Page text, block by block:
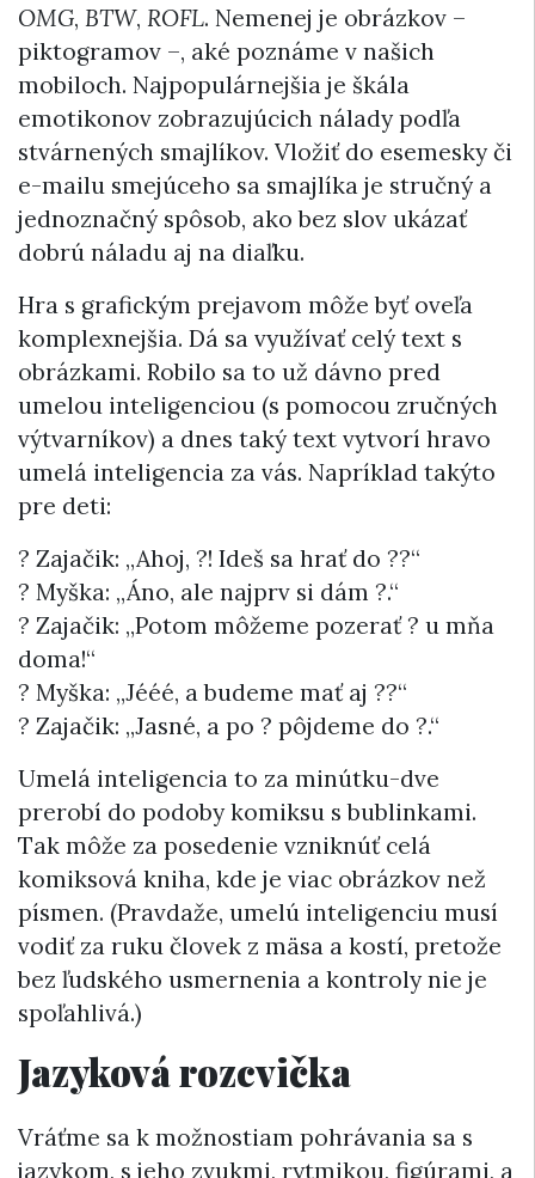
OMG, BTW, ROFL. Nemenej je obrázkov –
piktogramov –, aké poznáme v našich
mobiloch. Najpopulárnejšia je škála
emotikonov zobrazujúcich nálady podľa
stvárnených smajlíkov. Vložiť do esemesky či
e-mailu smejúceho sa smajlíka je stručný a
jednoznačný spôsob, ako bez slov ukázať
dobrú náladu aj na diaľku.
Hra s grafickým prejavom môže byť oveľa
komplexnejšia. Dá sa využívať celý text s
obrázkami. Robilo sa to už dávno pred
umelou inteligenciou (s pomocou zručných
výtvarníkov) a dnes taký text vytvorí hravo
umelá inteligencia za vás. Napríklad takýto
pre deti:
? Zajačik: „Ahoj, ?! Ideš sa hrať do ??“
? Myška: „Áno, ale najprv si dám ?.“
? Zajačik: „Potom môžeme pozerať ? u mňa
doma!“
? Myška: „Jééé, a budeme mať aj ??“
? Zajačik: „Jasné, a po ? pôjdeme do ?️.“
Umelá inteligencia to za minútku-dve
prerobí do podoby komiksu s bublinkami.
Tak môže za posedenie vzniknúť celá
komiksová kniha, kde je viac obrázkov než
písmen. (Pravdaže, umelú inteligenciu musí
vodiť za ruku človek z mäsa a kostí, pretože
bez ľudského usmernenia a kontroly nie je
spoľahlivá.)
Jazyková rozcvička
Vráťme sa k možnostiam pohrávania sa s
jazykom, s jeho zvukmi, rytmikou, figúrami, a